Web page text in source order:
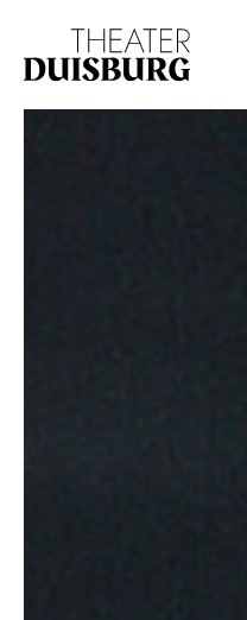
Zur Hauptnavigation springen
Zum Footer springen